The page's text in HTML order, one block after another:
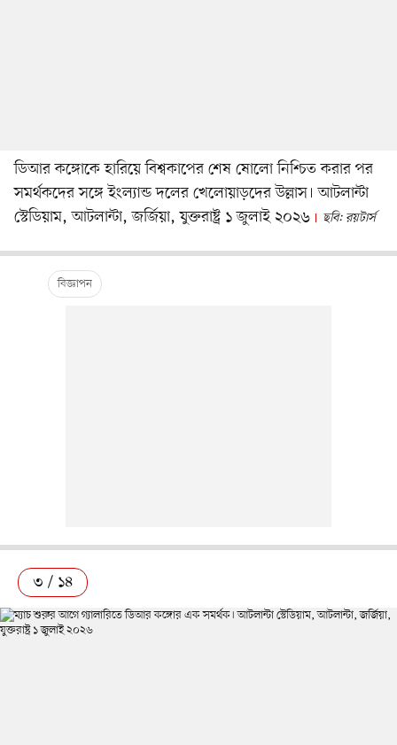
ডিআর কঙ্গোকে হারিয়ে বিশ্বকাপের শেষ ষোলো নিশ্চিত করার পর
সমর্থকদের সঙ্গে ইংল্যান্ড দলের খেলোয়াড়দের উল্লাস। আটলান্টা
স্টেডিয়াম, আটলান্টা, জর্জিয়া, যুক্তরাষ্ট্র ১ জুলাই ২০২৬
ছবি: রয়টার্স
৩ / ১৪